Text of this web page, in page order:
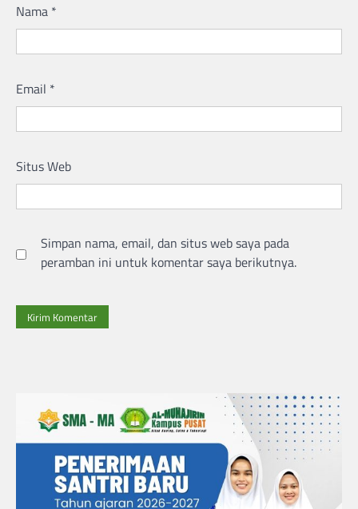
Nama *
Email *
Situs Web
Simpan nama, email, dan situs web saya pada
peramban ini untuk komentar saya berikutnya.